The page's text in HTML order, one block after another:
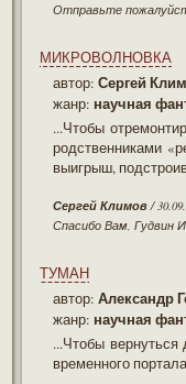
Отправьте
МИКРОВОЛНОВКА
автор: Сергей
жанр: научная
...Чтобы
родственниками
выигрыш,
Сергей Климов/
Спасибо Вам, Гудвин
ТУМАН
автор: Александр
жанр: научная
...Чтобы вернуться
временного